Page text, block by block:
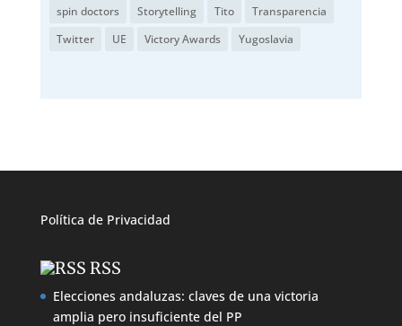
spin doctors
Storytelling Tito
Transparencia
Twitter
UE Victory Awards Yugoslavia
Política de Privacidad
RSS
Elecciones andaluzas: claves de una victoria
amplia pero insuficiente del PP